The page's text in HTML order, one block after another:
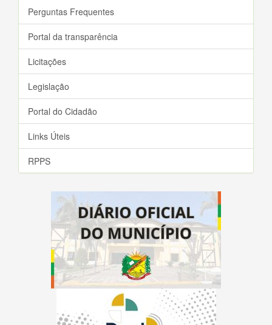
Perguntas Frequentes
Portal da transparência
Licitações
Legislação
Portal do Cidadão
Links Úteis
RPPS
Leis Municipais – TCE
Diário Oficial do Município